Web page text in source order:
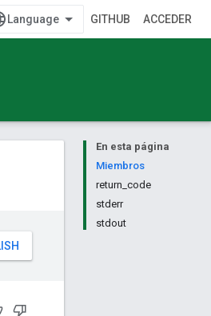
GITHUB ACCEDER
En esta página
Miembros
return_code
stderr
stdout